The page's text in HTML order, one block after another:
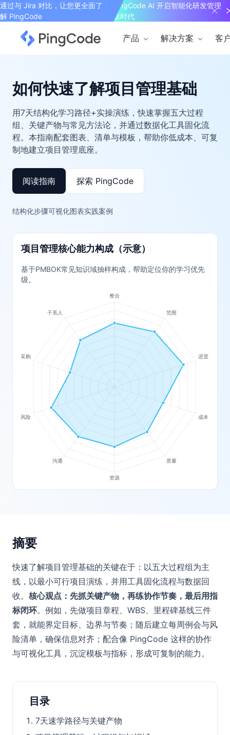
通过与 Jira 对比，让您更全面了
解 PingCode
PingCode AI 开启智能化研发管理
新时代
产品 解决方案 客
如何快速了解项目管理基础
用7天结构化学习路径+实操演练，快速掌握五大过程
组、关键产物与常见方法论，并通过数据化工具固化流
程。本指南配套图表、清单与模板，帮助你低成本、可复
制地建立项目管理底座。
阅读指南 探索 PingCode
结构化步骤可视化图表实践案例
项目管理核心能力构成（示意）
基于PMBOK常见知识域抽样构成，帮助定位你的学习优先
级。
摘要
快速了解项目管理基础的关键在于：以五大过程组为主
线，以最小可行项目演练，并用工具固化流程与数据回
收。 核心观点：先抓关键产物，再练协作节奏，最后用指
标闭环。例如，先做项目章程、WBS、里程碑基线三件
套，就能界定目标、边界与节奏；随后建立每周例会与风
险清单，确保信息对齐；配合像 PingCode 这样的协作
与可视化工具，沉淀模板与指标，形成可复制的能力。
目录
7天速学路径与关键产物